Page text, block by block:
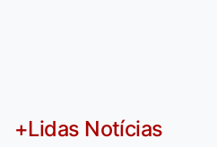
+Lidas Notícias